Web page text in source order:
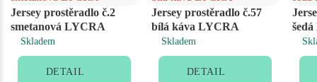
Jersey prostěradlo č.2
smetanová LYCRA
Skladem
DETAIL
Jersey prostěradlo č.57
bílá káva LYCRA
Skladem
DETAIL